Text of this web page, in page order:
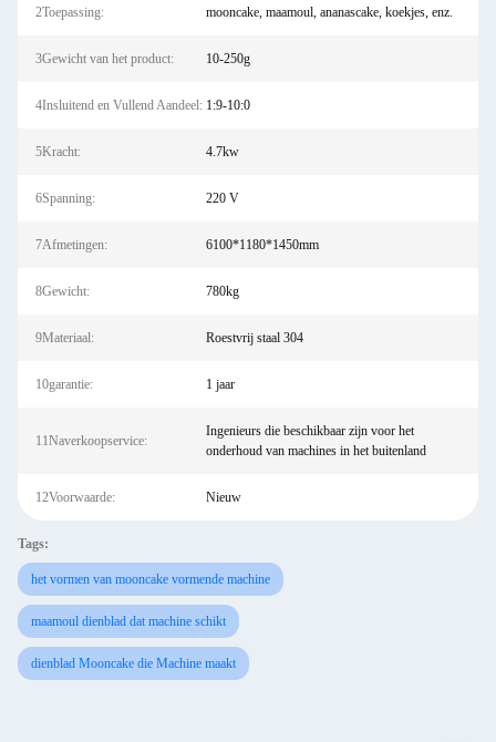
2Toepassing: mooncake, maamoul, ananascake, koekjes, enz.
3Gewicht van het product: 10-250g
4Insluitend en Vullend Aandeel: 1:9-10:0
5Kracht: 4.7kw
6Spanning: 220 V
7Afmetingen: 6100*1180*1450mm
8Gewicht: 780kg
9Materiaal: Roestvrij staal 304
10garantie: 1 jaar
11Naverkoopservice:
Ingenieurs die beschikbaar zijn voor het
onderhoud van machines in het buitenland
12Voorwaarde: Nieuw
Tags:
het vormen van mooncake vormende machine
maamoul dienblad dat machine schikt
dienblad Mooncake die Machine maakt